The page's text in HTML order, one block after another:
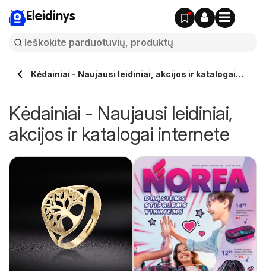
Eleidinys
Kėdainiai - Naujausi leidiniai, akcijos ir katalogai
Kėdainiai - Naujausi leidiniai,
akcijos ir katalogai internete